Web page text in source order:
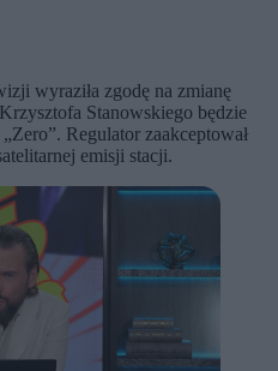
wyraziła zgodę na zmianę
Stanowskiego będzie
Regulator zaakceptował
emisji stacji.